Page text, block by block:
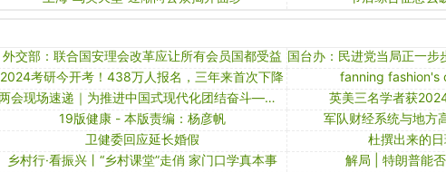
外交部：联合国安理会改革应让所有会员国都受益
2024考研今开考！438万人报名，三年来首次下降 fanning fashion's
两会现场速递｜为推进中国式现代化团结奋斗——全国政协十四届二次会议闭幕侧记 英美三名学者获
19版健康 - 本版责编：杨彦帆 军队财经系统与地方
卫健委回应延长婚假 杜撰出来的
乡村行·看振兴丨“乡村课堂”走俏 家门口学真本事 解局 | 特朗普能否